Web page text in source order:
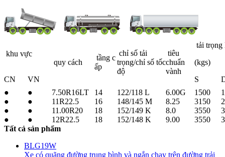
khu vực
quy cách
tầng c
ấp
chỉ số tải
trọng/chỉ số tốc
độ
tiêu
chuẩn
vành
tải trọng
(kgs)
CN
VN S
●
● 7.50R16LT 14 122/118 L 6.00G 1500
●
● 11R22.5 16 148/145 M 8.25 3150
●
● 11.00R20 18 152/149 K 8.0 3550
●
● 12R22.5 18 152/148 K 9.00 3550
Tất cả sản phẩm
BLG19W
Xe có quãng đường trung bình và ngắn chạy trên đường trải